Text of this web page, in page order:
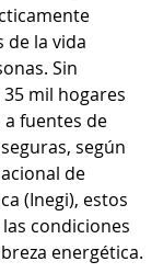
de la vida
Sin
mil hogares
a fuentes de
según
de
(Inegi), estos
condiciones
energética.